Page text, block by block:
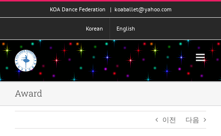
텐
로
건
뛰
기
KOA Dance Federation | koaballet@yahoo.com
Korean English
Award
이전 다음